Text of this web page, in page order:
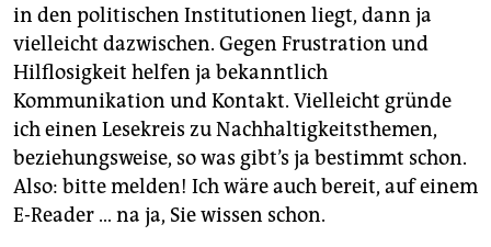
in den politischen Institutionen liegt, dann ja
vielleicht dazwischen. Gegen Frustration und
Hilflosigkeit helfen ja bekanntlich
Kommunikation und Kontakt. Vielleicht gründe
ich einen Lesekreis zu Nachhaltigkeitsthemen,
beziehungsweise, so was gibt’s ja bestimmt schon.
Also: bitte melden! Ich wäre auch bereit, auf einem
E-Reader … na ja, Sie wissen schon.